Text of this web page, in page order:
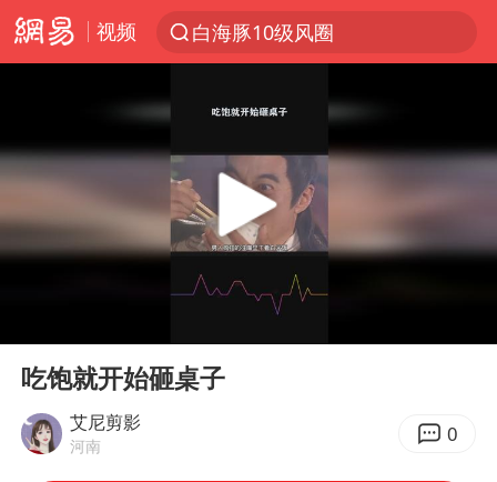
视频
白海豚10级风圈
白海豚将给京津冀带来大暴雨
王传君 《披荆斩棘》
上海暴雨红色预警
Play
吃饱就开始砸桌子
艾尼剪影
河南 0